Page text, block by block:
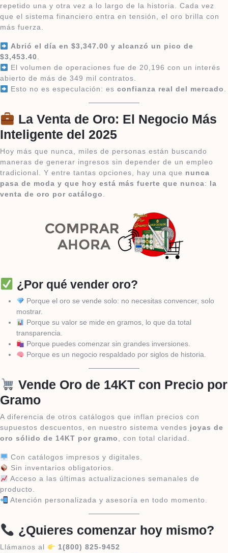
repetido una y otra vez a lo largo de la historia. Cada vez
que el sistema financiero entra en tensión, el oro brilla con
más fuerza.
Abrió el día en $3,347.00 y alcanzó un pico de
$3,453.40.
El volumen de operaciones fue de 20,196 con un interés
abierto de más de 349 mil contratos.
Esto no es especulación: es confianza real del mercado.
La Venta de Oro: El Negocio Más
Inteligente del 2025
Hoy más que nunca, miles de personas están buscando
maneras de generar ingresos sin depender de un empleo
tradicional. Y entre tantas opciones, hay una que nunca
pasa de moda y que hoy está más fuerte que nunca: la
venta de oro por catálogo.
¿Por qué vender oro?
Porque el oro se vende solo: no necesitas convencer, solo
mostrar.
Porque su valor se mide en gramos, lo que da total
transparencia.
Porque puedes comenzar sin grandes inversiones.
Porque es un negocio respaldado por siglos de historia.
Vende Oro de 14KT con Precio por
Gramo
A diferencia de otros catálogos que inflan precios con
supuestos descuentos, en nuestro sistema vendes joyas de
oro sólido de 14KT por gramo, con total claridad.
Con catálogos impresos y digitales.
Sin inventarios obligatorios.
Acceso a las últimas actualizaciones semanales de
producto.
Atención personalizada y asesoría en todo momento.
¿Quieres comenzar hoy mismo?
Llámanos al
1(800) 825-9452